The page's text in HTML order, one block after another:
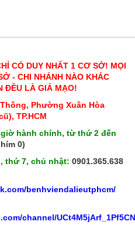
CÓ DUY NHẤT 1 CƠ SỞ! MỌI
- CHI NHÁNH NÀO KHÁC
ĐỀU LÀ GIẢ MẠO!
Phường Xuân Hòa
TP.HCM
hành chính, từ thứ 2 đến
0)
thứ 7, chủ nhật: 0901.365.638
benhviendalieutphcm/
channel/